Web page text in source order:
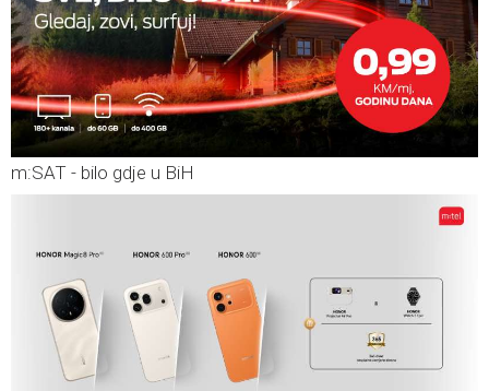
m:SAT - bilo gdje u BiH